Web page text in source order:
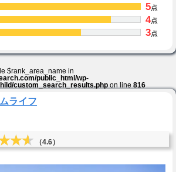
5点
4点
3点
$rank_area_name in
public_html/wp-
custom_search_results.php on line 816
ライフ
（4.6）